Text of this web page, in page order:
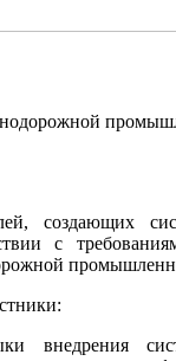
создающих
с
внедрения